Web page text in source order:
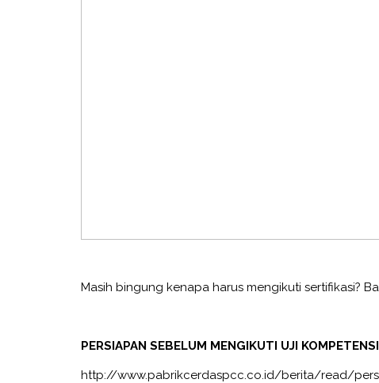
Masih bingung kenapa harus mengikuti sertifikasi?
PERSIAPAN SEBELUM MENGIKUTI UJI
http://www.pabrikcerdaspcc.co.id/berita/read/